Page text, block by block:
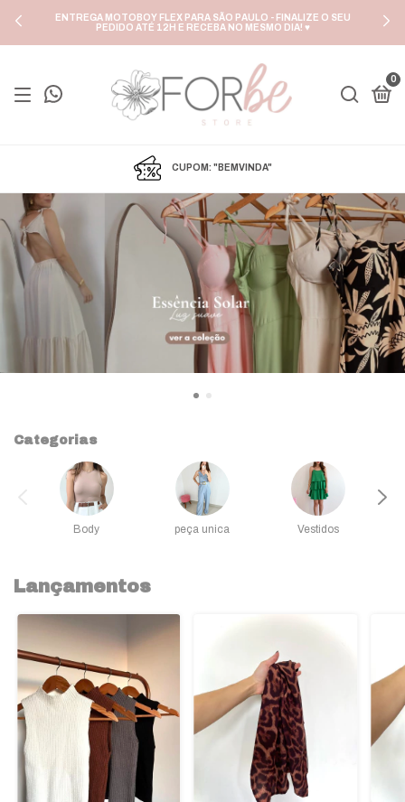
ENTREGA MOTOBOY FLEX PARA SÃO PAULO - FINALIZE O SEU
PEDIDO ATÉ 12H E RECEBA NO MESMO DIA! ♥
0
CUPOM: "BEMVINDA"
Categorias
Body peça unica Vestidos
Lançamentos